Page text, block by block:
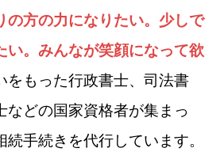
の方の力になりたい。少しで
い。みんなが笑顔になって欲
をもった行政書士、司法書
などの国家資格者が集まっ
手続きを代行しています。